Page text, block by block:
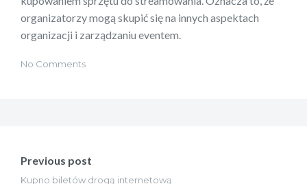
organizatorzy mogą skupić się na innych aspektach
organizacji i zarządzaniu eventem.
No Comments
wpisu
Previous post
Kupno biletów drogą internetową